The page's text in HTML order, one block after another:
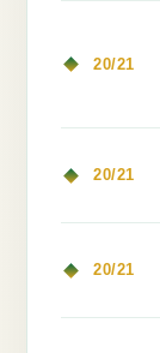
20/21
20/21
20/21